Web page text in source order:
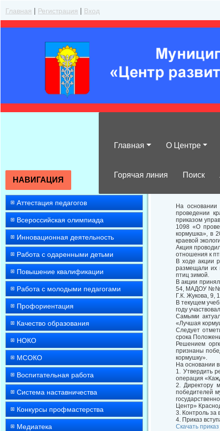
Главная | Регистрация | Вход
Главная О Центре
Горячая линия Поиск
НАВИГАЦИЯ
Аттестация педагогов
Всероссийская олимпиада
Инновационная деятельность
Работа с одаренными детьми
Повышение квалификации
Работа с молодыми педагогами
Профориентация
Качество образования
НОКО
МСОКО
Воспитательная работа
Система наставничества
Конкурсы профмастерства
Медиатека
пичужке –
На
проведении
приказом
1098 «О
кормушка», в
краевой
Акция
отношения к
В ходе акции
размещали их
птиц зимой.
В акции
54, МАДОУ №№
Г.К. Жукова,
В текущем
году
Самыми
«Лучшая
Следует
срока
Решением
признаны
кормушку».
На основании
1. Утвердить
операция
2. Директору
победителей
Центр»
3. Контроль за
4. Приказ
Скачать